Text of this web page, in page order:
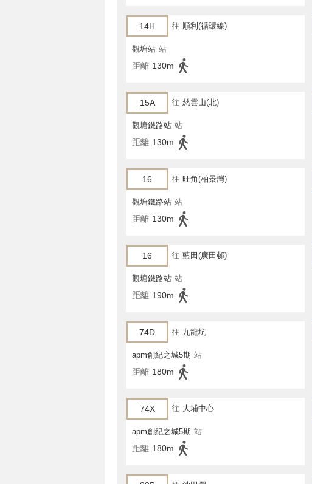
14H 往 順利(循環線)
觀塘站 站
距離 130m
15A 往 慈雲山(北)
觀塘鐵路站 站
距離 130m
16 往 旺角(柏景灣)
觀塘鐵路站 站
距離 130m
16 往 藍田(廣田邨)
觀塘鐵路站 站
距離 190m
74D 往 九龍坑
apm創紀之城5期 站
距離 180m
74X 往 大埔中心
apm創紀之城5期 站
距離 180m